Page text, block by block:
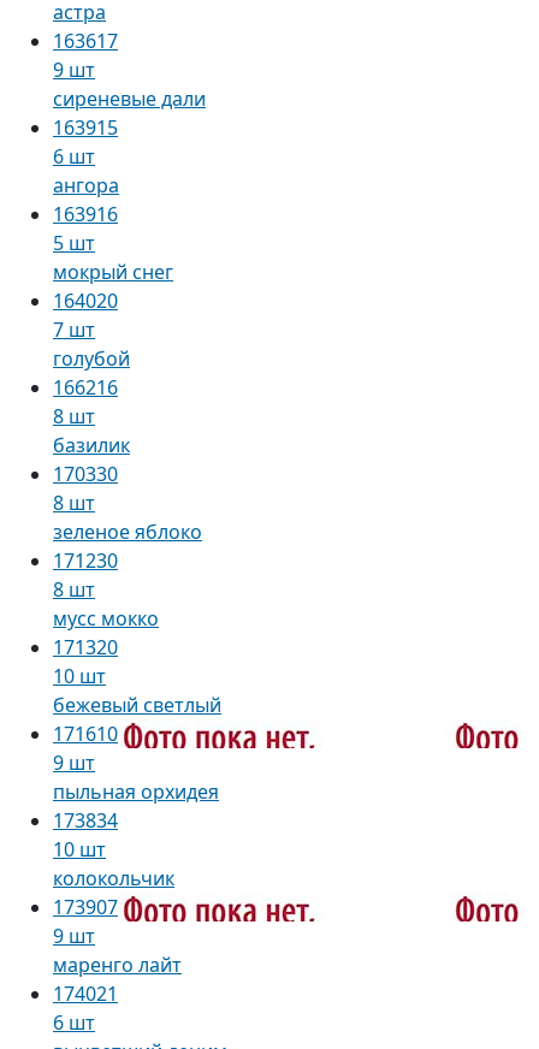
астра
163617
9 шт
сиреневые дали
163915
6 шт
ангора
163916
5 шт
мокрый снег
164020
7 шт
голубой
166216
8 шт
базилик
170330
8 шт
зеленое яблоко
171230
8 шт
мусс мокко
171320
10 шт
бежевый светлый
171610
9 шт
пыльная орхидея
173834
10 шт
колокольчик
173907
9 шт
маренго лайт
174021
6 шт